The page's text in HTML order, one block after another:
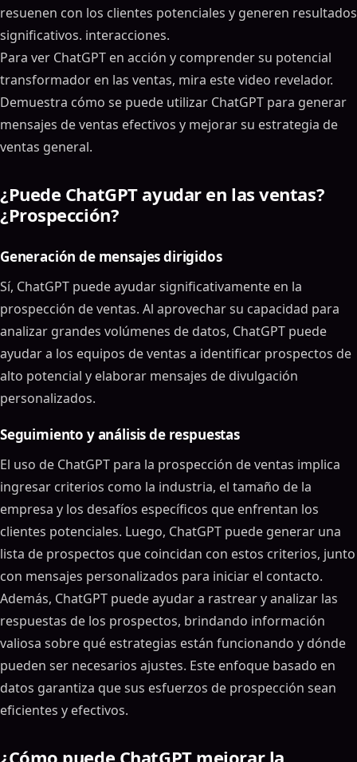
resuenen con los clientes potenciales y generen resultados
significativos. interacciones.
Para ver ChatGPT en acción y comprender su potencial
transformador en las ventas, mira este video revelador.
Demuestra cómo se puede utilizar ChatGPT para generar
mensajes de ventas efectivos y mejorar su estrategia de
ventas general.
¿Puede ChatGPT ayudar en las ventas?
¿Prospección?
Generación de mensajes dirigidos
Sí, ChatGPT puede ayudar significativamente en la
prospección de ventas. Al aprovechar su capacidad para
analizar grandes volúmenes de datos, ChatGPT puede
ayudar a los equipos de ventas a identificar prospectos de
alto potencial y elaborar mensajes de divulgación
personalizados.
Seguimiento y análisis de respuestas
El uso de ChatGPT para la prospección de ventas implica
ingresar criterios como la industria, el tamaño de la
empresa y los desafíos específicos que enfrentan los
clientes potenciales. Luego, ChatGPT puede generar una
lista de prospectos que coincidan con estos criterios, junto
con mensajes personalizados para iniciar el contacto.
Además, ChatGPT puede ayudar a rastrear y analizar las
respuestas de los prospectos, brindando información
valiosa sobre qué estrategias están funcionando y dónde
pueden ser necesarios ajustes. Este enfoque basado en
datos garantiza que sus esfuerzos de prospección sean
eficientes y efectivos.
¿Cómo puede ChatGPT mejorar la